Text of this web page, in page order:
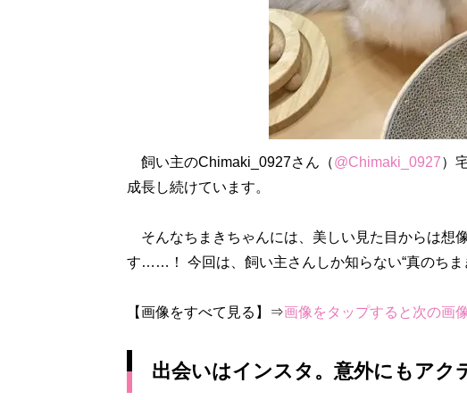
飼い主のChimaki_0927さん（@Chimaki_0927）
成長し続けています。
そんなちまきちゃんには、美しい見た目からは想
す……！ 今回は、飼い主さんしか知らない“真のちま
【画像をすべて見る】⇒画像をタップすると次の画
出会いはインスタ。意外にもアク